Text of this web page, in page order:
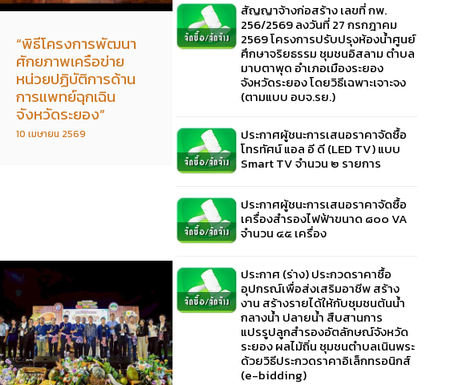
“พิธีโครงการพัฒนา
ศักยภาพเครือข่าย
หน่วยปฏิบัติการด้าน
การแพทย์ฉุกเฉิน
จังหวัดระยอง”
10 เมษายน 2569
สัญญาจ้างก่อสร้าง เลขที่ กพ.
256/2569 ลงวันที่ 27 กรกฎาคม
2569 โครงการปรับปรุงห้องน้ำศูนย์
ศึกษาจริยธรรม ชุมชนอิสลาม ตำบล
มาบตาพุด อำเภอเมืองระยอง
จังหวัดระยอง โดยวิธีเฉพาะเจาะจง
(ตามแบบ อบจ.รย.)
ประกาศผู้ชนะการเสนอราคาจัดซื้อ
โทรทัศน์ แอล อี ดี (LED TV) แบบ
Smart TV จำนวน ๒ รายการ
ประกาศผู้ชนะการเสนอราคาจัดซื้อ
เครื่องสำรองไฟฟ้าขนาด ๘๐๐ VA
จำนวน ๔๕ เครื่อง
ประกาศ (ร่าง) ประกวดราคาซื้อ
อุปกรณ์เพื่อส่งเสริมอาชีพ สร้าง
งาน สร้างรายได้ให้กับชุมชนต้นน้ำ
กลางน้ำ ปลายน้ำ สืบสานการ
แปรรูปลูกสำรองอัตลักษณ์จังหวัด
ระยอง ผลไม้ถิ่น ชุมชนตำบลเนินพระ
ด้วยวิธีประกวดราคาอิเล็กทรอนิกส์
(e-bidding)